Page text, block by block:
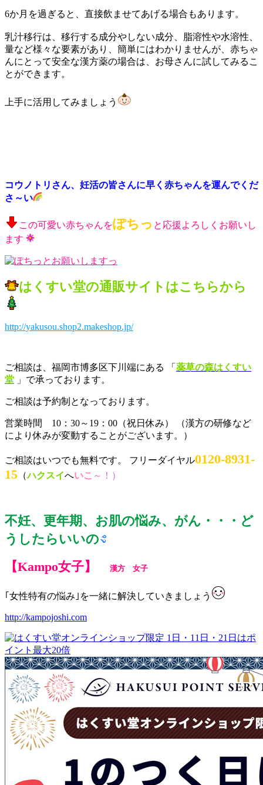
6か月を過ぎると、直接飲ませてあげる場合もあります。
乳汁移行は、移行する成分やしない成分、脂溶性や水溶性、
量など様々な要素があり、簡単にはわかりませんが、赤ちゃ
んにとって安全な漢方薬の場合は、お母さんに試してみるこ
とができます。
上手に活用してみましょう
コウノトリさん、妊活の皆さんに早く赤ちゃんを運んでくだ
さ～い
この可愛い赤ちゃんをぽちっ と応援よろしくお願いし
ます
はくすい堂の通販サイトはこちらから
http://yakusou.shop2.makeshop.jp/
ご相談は、福岡市博多区下川端にある 「 薬草の森はくすい
堂 」で承っております。
ご相談は予約制となっております。
営業時間 10：30～19：00（祝日休み） （漢方の研修など
により休みが変動することがございます。）
ご相談はいつでも無料です。 フリーダイヤル0120-8931-
15 （ハクスイへいこ ～！）
不妊、更年期、お肌の悩み、がん・・・ど
うしたらいいの
【Kampo女子】
漢方 女子
｢女性特有の悩み｣を一緒に解決していきましょう
http://kampojoshi.com